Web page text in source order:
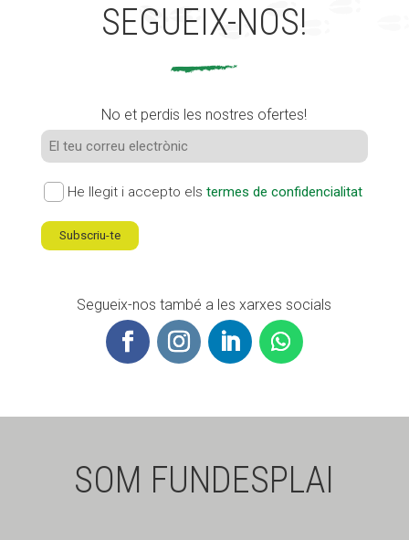
SEGUEIX-NOS!
No et perdis les nostres ofertes!
He llegit i accepto elstermes de confidencialitat
Segueix-nos també a les xarxes socials
SOM FUNDESPLAI